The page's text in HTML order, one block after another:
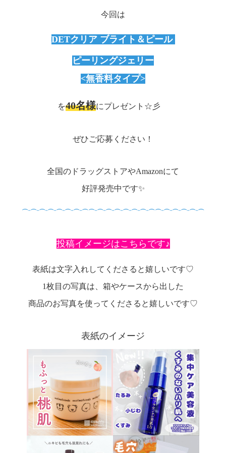
今回は
DETクリア ブライト＆ピール
ピーリングジェリー
<無香料タイプ>
を40名様にプレゼント☆彡
ぜひご応募ください！
全国のドラッグストアやAmazonにて
好評発売中です✨
⌒¨⌒¨⌒¨⌒¨⌒¨⌒¨⌒¨⌒⌒¨⌒¨⌒¨⌒¨⌒¨⌒¨⌒¨⌒⌒¨⌒¨⌒¨⌒¨⌒¨⌒
投稿イメージはこちらです♪
表紙は文字入れしてくださると嬉しいです♡
1枚目の写真は、箱やケースから出した
商品のお写真を使ってくださると嬉しいです♡
表紙のイメージ